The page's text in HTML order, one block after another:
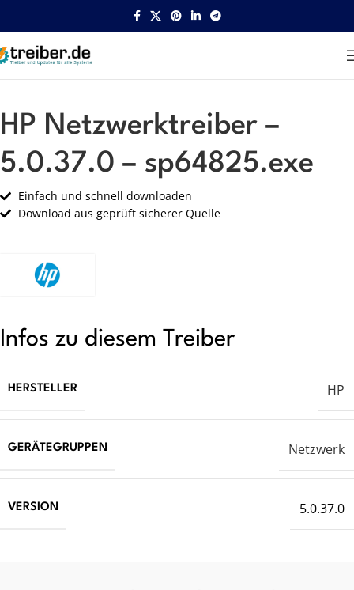
Startseite HP Netzwerk
HP Netzwerktreiber –
5.0.37.0 – sp64825.exe
Einfach und schnell downloaden
Download aus geprüft sicherer Quelle
Infos zu diesem Treiber
HERSTELLER HP
GERÄTEGRUPPEN Netzwerk
VERSION 5.0.37.0